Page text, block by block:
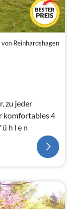
Reinhardshagen
zu jeder
komfortables 4
z u m W o h l f ü h l e n